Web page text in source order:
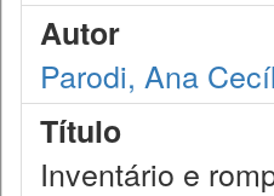
Autor
Parodi, Ana
Título
Inventário e